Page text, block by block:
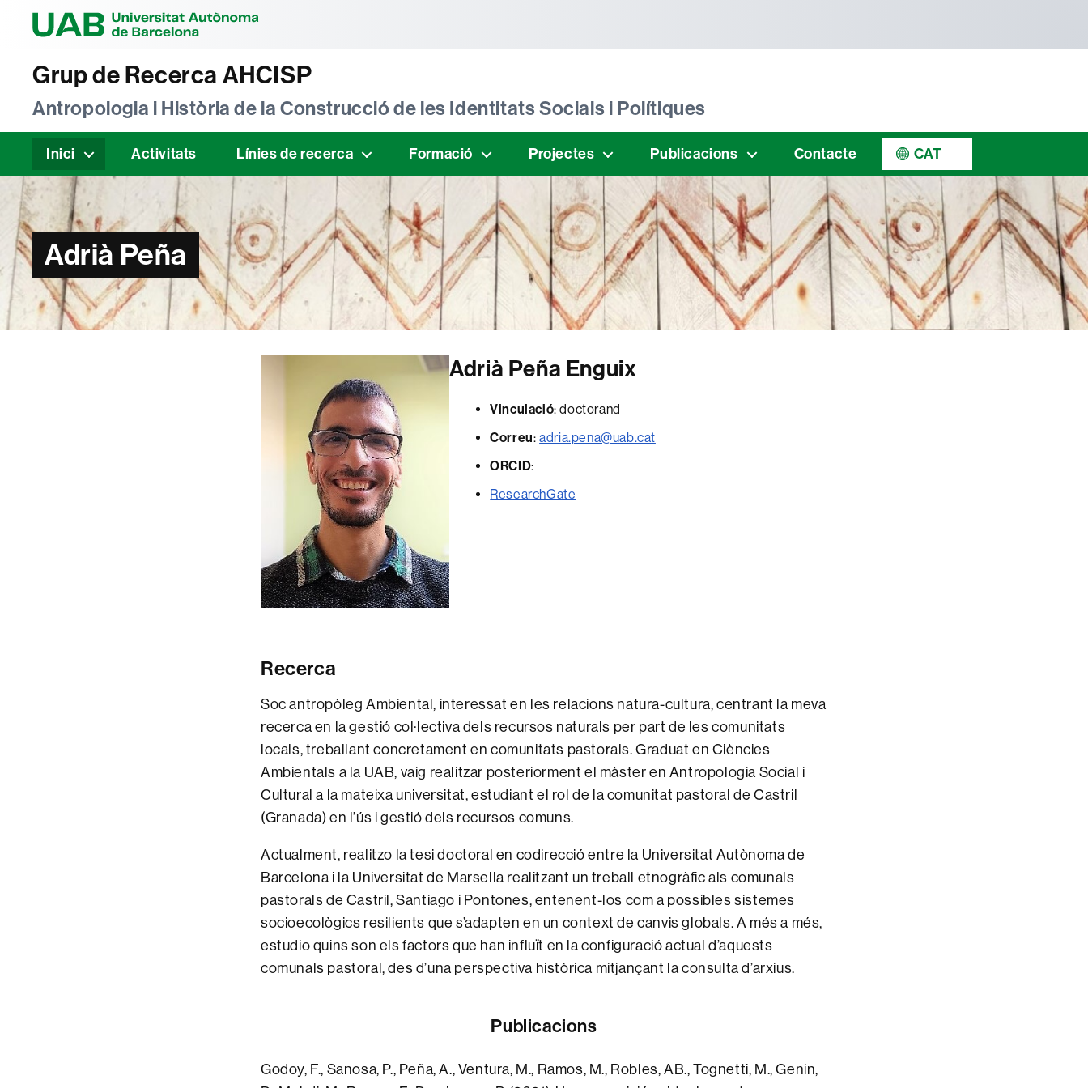
Grup de Recerca AHCISP
Antropologia i Història de la Construcció de les Identitats Socials i Polítiques
Inici Activitats Línies de recerca Formació Projectes Publicacions Contacte CAT
Adrià Peña
Adrià Peña Enguix
Vinculació: doctorand
Correu:adria.pena@uab.cat
ORCID:
ResearchGate
Recerca
Soc antropòleg Ambiental, interessat en les relacions natura-cultura, centrant la meva
recerca en la gestió col·lectiva dels recursos naturals per part de les comunitats
locals, treballant concretament en comunitats pastorals. Graduat en Ciències
Ambientals a la UAB, vaig realitzar posteriorment el màster en Antropologia Social i
Cultural a la mateixa universitat, estudiant el rol de la comunitat pastoral de Castril
(Granada) en l’ús i gestió dels recursos comuns.
Actualment, realitzo la tesi doctoral en codirecció entre la Universitat Autònoma de
Barcelona i la Universitat de Marsella realitzant un treball etnogràfic als comunals
pastorals de Castril, Santiago i Pontones, entenent-los com a possibles sistemes
socioecològics resilients que s’adapten en un context de canvis globals. A més a més,
estudio quins son els factors que han influït en la configuració actual d’aquests
comunals pastoral, des d’una perspectiva històrica mitjançant la consulta d’arxius.
Publicacions
Godoy, F., Sanosa, P., Peña, A., Ventura, M., Ramos, M., Robles, AB., Tognetti, M., Genin,